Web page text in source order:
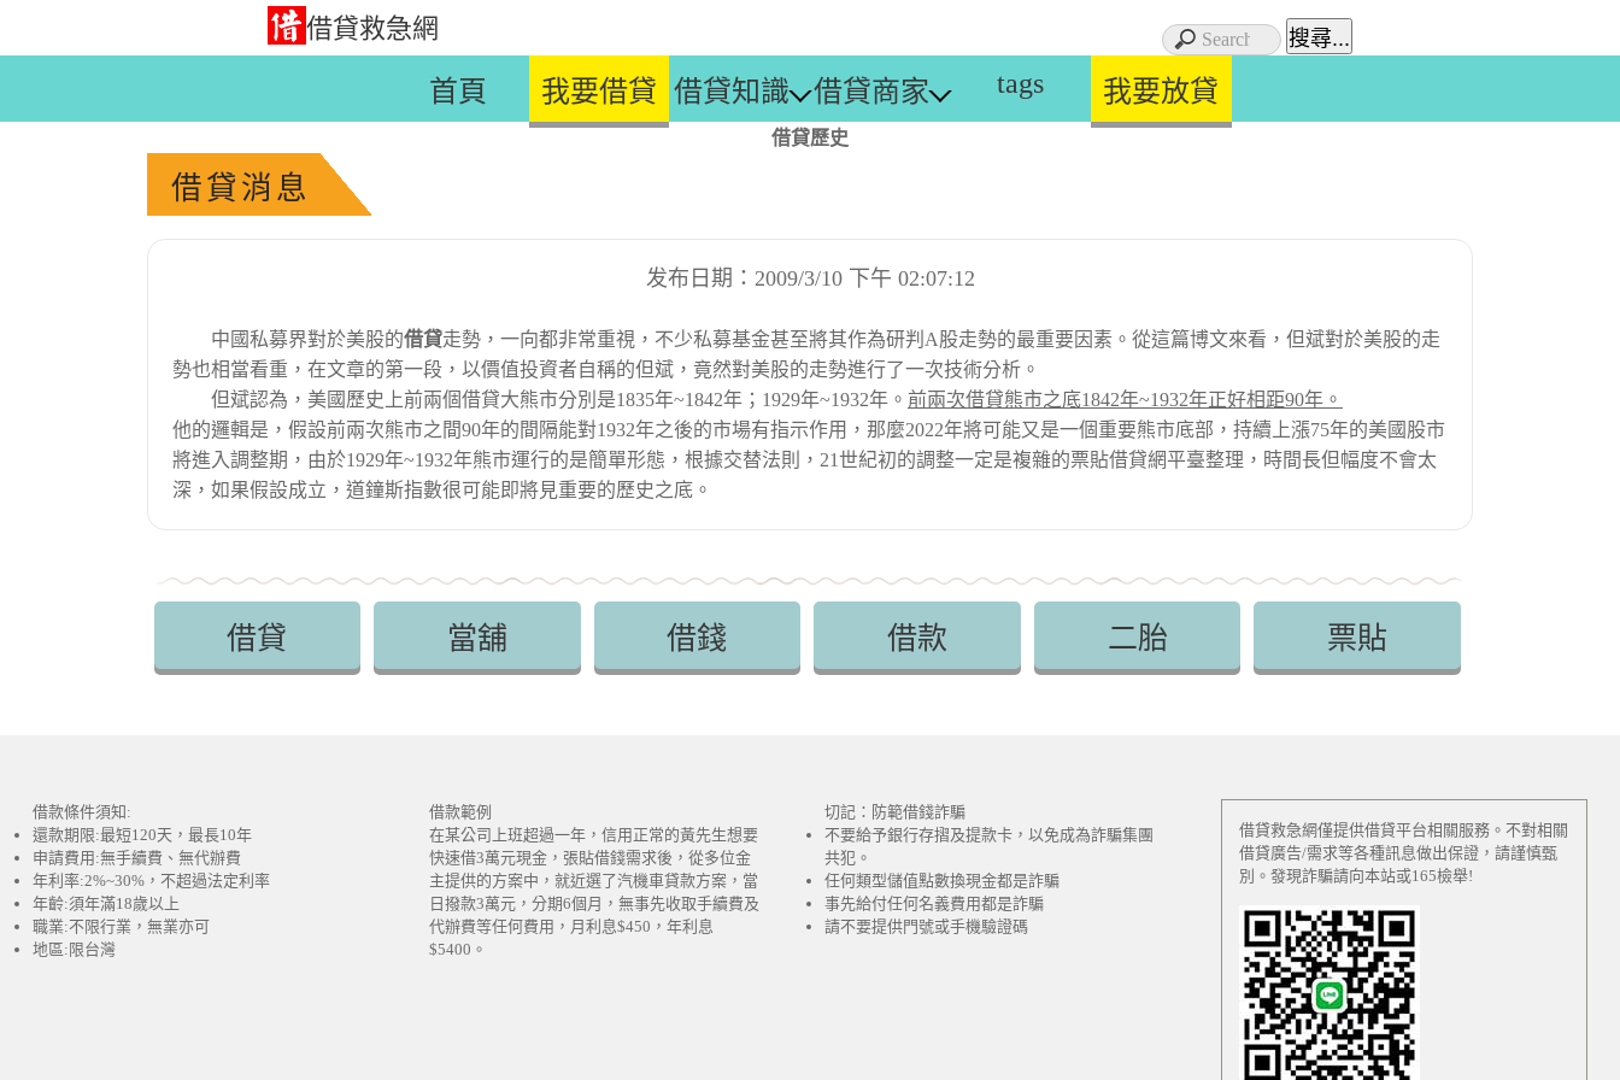
借貸救急網
首頁 我要借貸 借貸知識 借貸商家 tags 我要放貸
借貸歷史
借貸消息
发布日期：2009/3/10 下午 02:07:12
中國私募界對於美股的借貸走勢，一向都非常重視，不少私募基金甚至將其作為研判A股走勢的最重要因素。從這篇博文來看，但斌對於美股的走
勢也相當看重，在文章的第一段，以價值投資者自稱的但斌，竟然對美股的走勢進行了一次技術分析。
但斌認為，美國歷史上前兩個借貸大熊市分別是1835年~1842年；1929年~1932年。 前兩次借貸熊市之底1842年~1932年正好相距90年。
他的邏輯是，假設前兩次熊市之間90年的間隔能對1932年之後的市場有指示作用，那麼2022年將可能又是一個重要熊市底部，持續上漲75年的美國股市
將進入調整期，由於1929年~1932年熊市運行的是簡單形態，根據交替法則，21世紀初的調整一定是複雜的票貼借貸網平臺整理，時間長但幅度不會太
深，如果假設成立，道鐘斯指數很可能即將見重要的歷史之底。
借貸 當舖 借錢 借款 二胎 票貼
借款條件須知:
還款期限:最短120天，最長10年
申請費用:無手續費、無代辦費
年利率:2%~30%，不超過法定利率
年齡:須年滿18歲以上
職業:不限行業，無業亦可
地區:限台灣
借款範例
在某公司上班超過一年，信用正常的黃先生想要
快速借3萬元現金，張貼借錢需求後，從多位金
主提供的方案中，就近選了汽機車貸款方案，當
日撥款3萬元，分期6個月，無事先收取手續費及
代辦費等任何費用，月利息$450，年利息
$5400。
切記：防範借錢詐騙
不要給予銀行存摺及提款卡，以免成為詐騙集團
共犯。
任何類型儲值點數換現金都是詐騙
事先給付任何名義費用都是詐騙
請不要提供門號或手機驗證碼
借貸救急網僅提供借貸平台相關服務。不對相關
借貸廣告/需求等各種訊息做出保證，請謹慎甄
別。發現詐騙請向本站或165檢舉!